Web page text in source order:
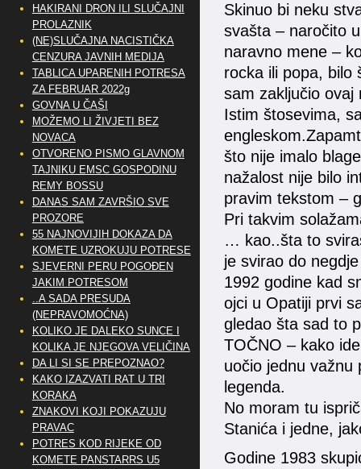
Skinuo bi neku
svašta – naročito
naravno mene –
rocka ili popa, bilo
sam zaključio ovaj
Istim štosevima,
što nije imalo
nažalost nije bilo
pravim tekstom –
Pri takvim
… kao..šta to
je svirao do
1992 godine kad
ojci u Opatiji prvi
gledao šta sad to
TOČNO – kako
uočio jednu važnu
legenda.
No moram tu
Stanića i jedne,
Godine 1983
HAKIRANI DRON ILI SLUČAJNI
PROLAZNIK
(NE)SLUČAJNA NACISTIČKA
CENZURA JAVNIH MEDIJA
TABLICA UPARENIH POTRESA
ZA FEBRUAR 2022g
GOVNA U ČAŠI
MOŽEMO LI ŽIVJETI BEZ
NOVACA
OTVORENO PISMO GLAVNOM
TAJNIKU EMSC GOSPODINU
REMY BOSSU
DANAS SAM ZAVRŠIO SVE
PROZORE
55 NAJNOVIJIH DOKAZA DA
KOMETE UZROKUJU POTRESE
SJEVERNI PERU POGOĐEN
JAKIM POTRESOM
..A SADA PRESUDA
(NEPRAVOMOĆNA)
KOLIKO JE DALEKO SUNCE I
KOLIKA JE NJEGOVA VELIČINA
DA LI SI SE PREPOZNAO?
KAKO IZAZVATI RAT U TRI
KORAKA
ZNAKOVI KOJI POKAZUJU
PRAVAC
POTRES KOD RIJEKE OD
KOMETE PANSTARRS U5